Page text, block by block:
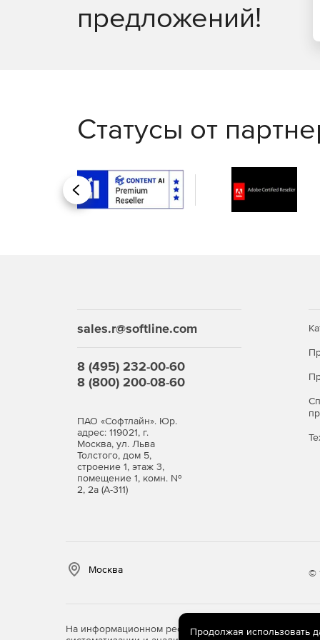
Избавление от несанкционированного и
предложений!
Статусы от
Назад
sales.r@softline.com
8 (495) 232-00-60
8 (800) 200-08-60
ПАО «Софтлайн». Юр.
адрес: 119021, г.
Москва, ул. Льва
Толстого, дом 5,
строение 1, этаж 3,
помещение 1, комн. №
2, 2а (А-311)
Москва ©
На информационном ресурсе store.softline.ru
Продолжая использовать